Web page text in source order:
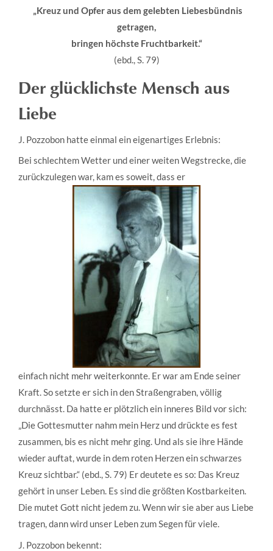
„Kreuz und Opfer aus dem gelebten Liebesbündnis
getragen,
bringen höchste Fruchtbarkeit.“
(ebd., S. 79)
Der glücklichste Mensch aus
Liebe
J. Pozzobon hatte einmal ein eigenartiges Erlebnis:
Bei schlechtem Wetter und einer weiten Wegstrecke, die
zurückzulegen war, kam es soweit, dass er
einfach nicht mehr weiterkonnte. Er war am Ende seiner
Kraft. So setzte er sich in den Straßengraben, völlig
durchnässt. Da hatte er plötzlich ein inneres Bild vor sich:
„Die Gottesmutter nahm mein Herz und drückte es fest
zusammen, bis es nicht mehr ging. Und als sie ihre Hände
wieder auftat, wurde in dem roten Herzen ein schwarzes
Kreuz sichtbar.“ (ebd., S. 79) Er deutete es so: Das Kreuz
gehört in unser Leben. Es sind die größten Kostbarkeiten.
Die mutet Gott nicht jedem zu. Wenn wir sie aber aus Liebe
tragen, dann wird unser Leben zum Segen für viele.
J. Pozzobon bekennt: